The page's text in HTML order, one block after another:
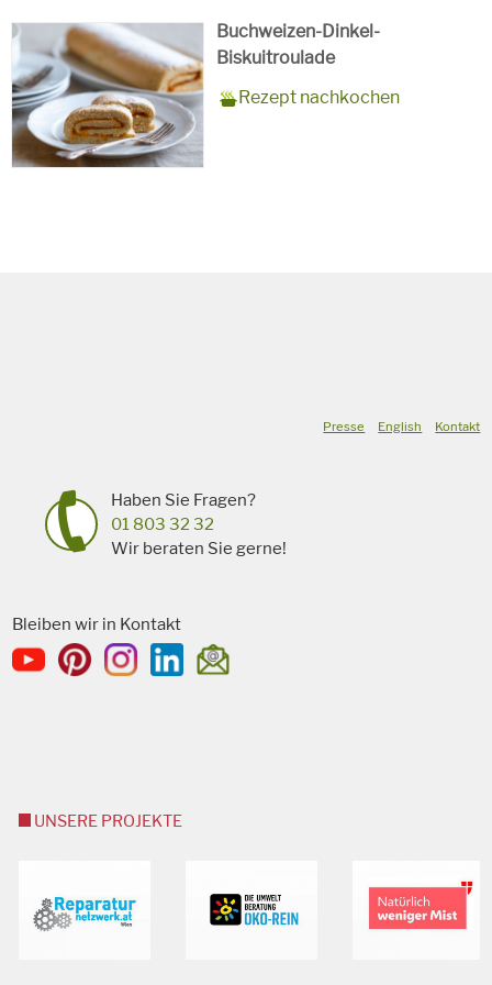
Buchweizen-Dinkel-
Biskuitroulade
Backzeit
für
Schlagworte
Süßspeise,vegetarisch
Rezept nachkochen
Presse English Kontakt
Haben Sie Fragen?
01 803 32 32
Wir beraten Sie gerne!
Bleiben wir in Kontakt
UNSERE PROJEKTE